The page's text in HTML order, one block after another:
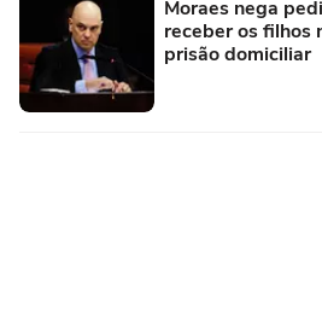
Moraes nega
receber os filhos
prisão domiciliar